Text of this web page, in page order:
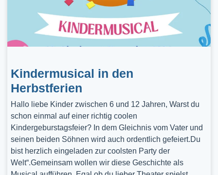
Kindermusical in den
Herbstferien
Hallo liebe Kinder zwischen 6 und 12 Jahren, Warst du
schon einmal auf einer richtig coolen
Kindergeburstagsfeier? In dem Gleichnis vom Vater und
seinen beiden Söhnen wird auch ordentlich gefeiert.Du
bist herzlich eingeladen zur coolsten Party der
Welt“.Gemeinsam wollen wir diese Geschichte als